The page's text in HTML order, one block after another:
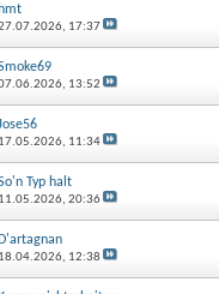
hmt
17:37
13:52
17.05.2026, 11:34
Typ halt
11.05.2026, 20:36
D'artagnan
18.04.2026, 12:38